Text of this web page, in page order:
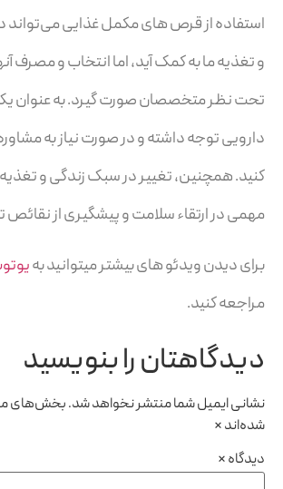
استفاده از قرص های مکمل غذایی می‌تواند
و تغذیه ما به کمک آید، اما انتخاب و مصرف
تحت نظر متخصصان صورت گیرد. به عنوان
دارویی توجه داشته و در صورت نیاز به
کنید. همچنین، تغییر در سبک زندگی و
مهمی در ارتقاء سلامت و پیشگیری از نقائص
برای دیدن ویدئو های بیشتر میتوانید به
مراجعه کنید.
دیدگاهتان را بنویسید
نشانی ایمیل شما منتشر نخواهد شد.بخش‌های
شده‌اند*
دیدگاه*